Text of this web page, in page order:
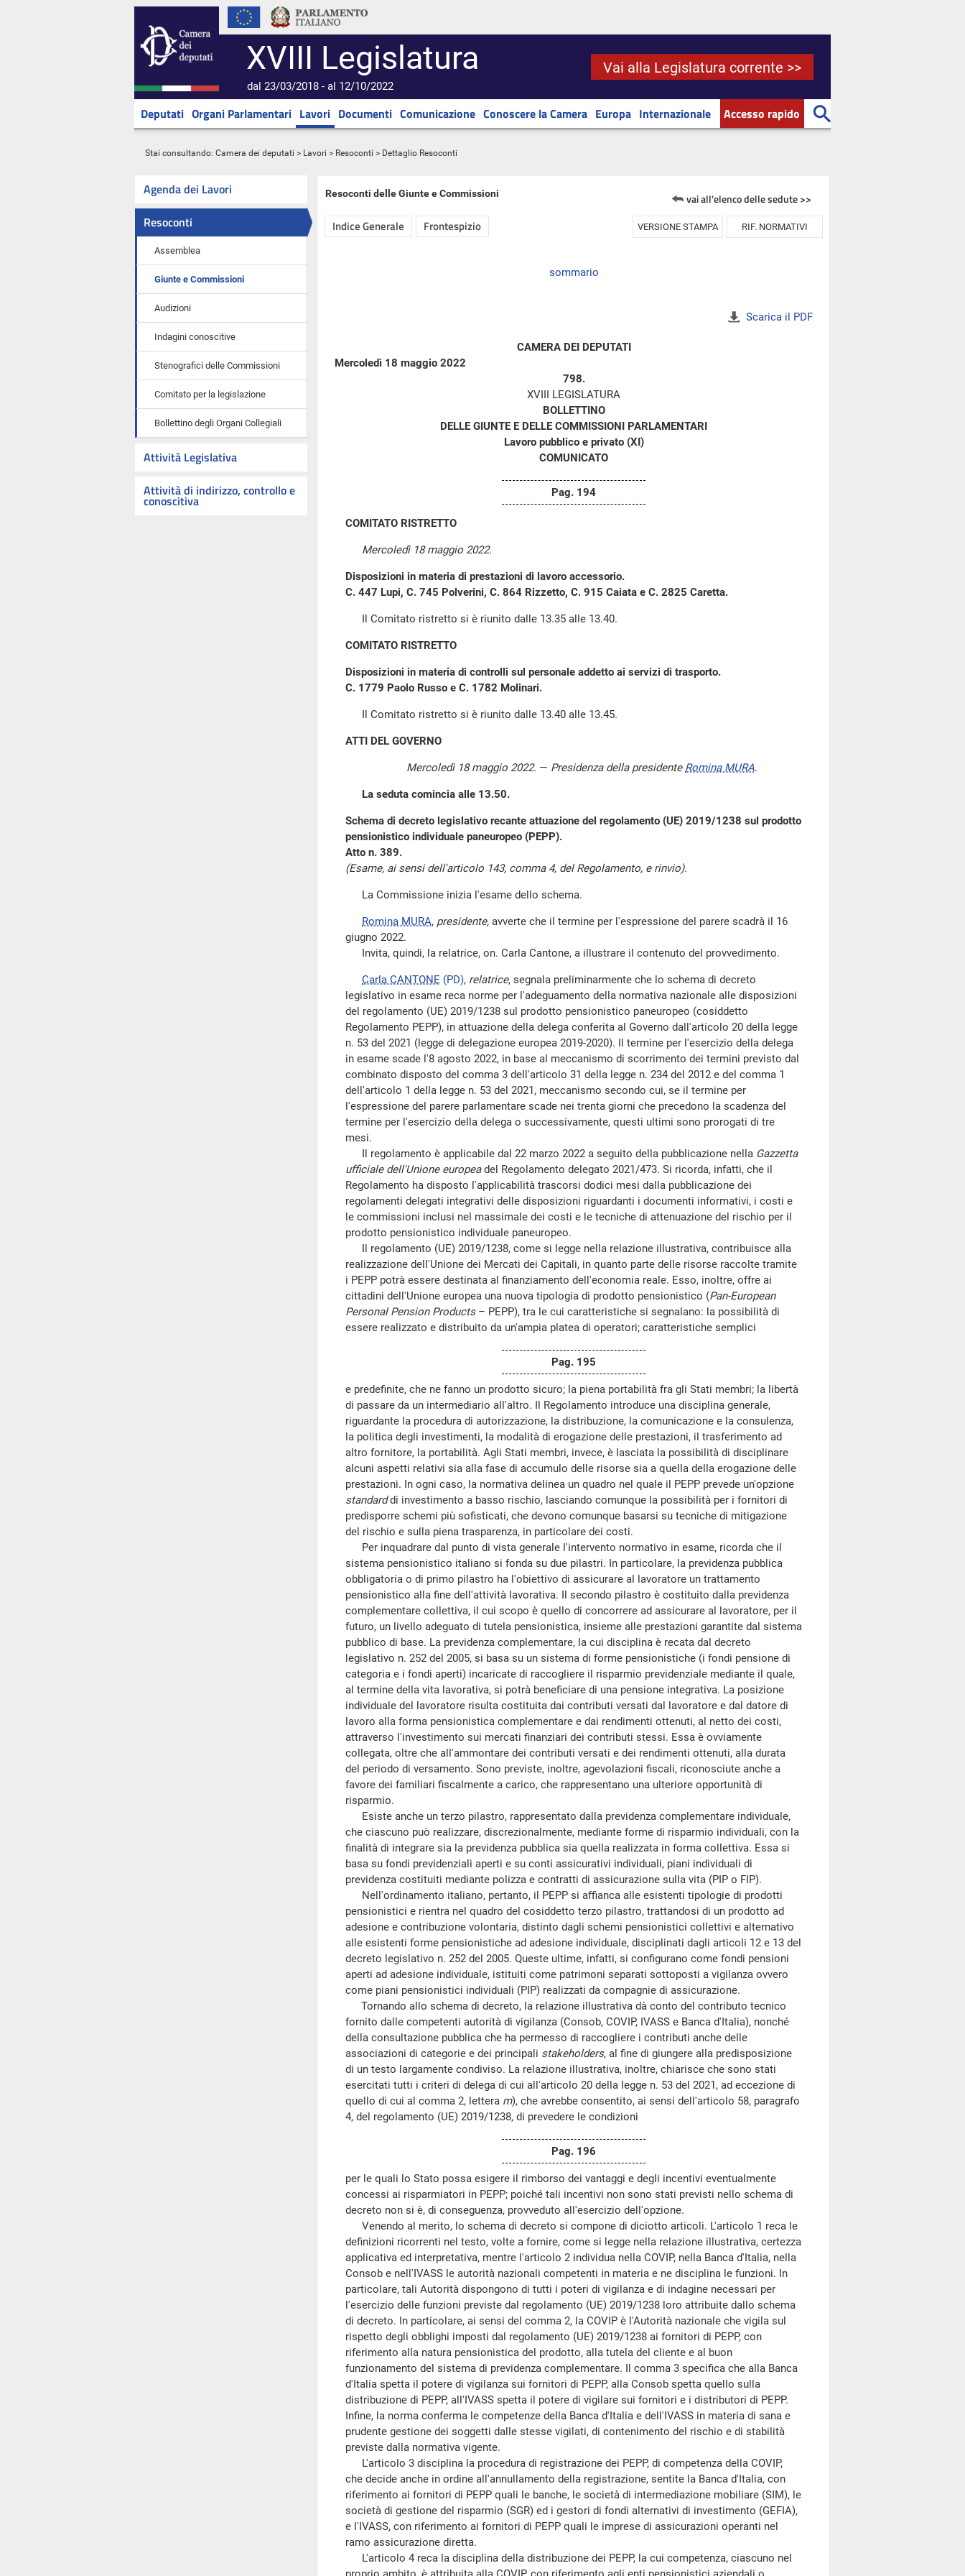
XVIII Legislatura
dal 23/03/2018 - al 12/10/2022
Vai alla Legislatura corrente >>
Deputati Organi Parlamentari Lavori Documenti Comunicazione Conoscere la Camera Europa Internazionale Accesso rapido
Stai consultando: Camera dei deputati > Lavori > Resoconti > Dettaglio Resoconti
Agenda dei Lavori
Resoconti
Assemblea
Giunte e Commissioni
Audizioni
Indagini conoscitive
Stenografici delle Commissioni
Comitato per la legislazione
Bollettino degli Organi Collegiali
Attività Legislativa
Attività di indirizzo, controllo e
conoscitiva
Resoconti delle Giunte e Commissioni vai all'elenco delle sedute >>
Indice Generale Frontespizio VERSIONE STAMPA RIF. NORMATIVI
sommario
Scarica il PDF
CAMERA DEI DEPUTATI
Mercoledì 18 maggio 2022
798.
XVIII LEGISLATURA
BOLLETTINO
DELLE GIUNTE E DELLE COMMISSIONI PARLAMENTARI
Lavoro pubblico e privato (XI)
COMUNICATO
Pag. 194
COMITATO RISTRETTO
Mercoledì 18 maggio 2022.
Disposizioni in materia di prestazioni di lavoro accessorio.
C. 447 Lupi, C. 745 Polverini, C. 864 Rizzetto, C. 915 Caiata e C. 2825 Caretta.
Il Comitato ristretto si è riunito dalle 13.35 alle 13.40.
COMITATO RISTRETTO
Disposizioni in materia di controlli sul personale addetto ai servizi di trasporto.
C. 1779 Paolo Russo e C. 1782 Molinari.
Il Comitato ristretto si è riunito dalle 13.40 alle 13.45.
ATTI DEL GOVERNO
Mercoledì 18 maggio 2022. — Presidenza della presidente Romina MURA.
La seduta comincia alle 13.50.
Schema di decreto legislativo recante attuazione del regolamento (UE) 2019/1238 sul prodotto
pensionistico individuale paneuropeo (PEPP).
Atto n. 389.
(Esame, ai sensi dell'articolo 143, comma 4, del Regolamento, e rinvio).
La Commissione inizia l'esame dello schema.
Romina MURA, presidente, avverte che il termine per l'espressione del parere scadrà il 16
giugno 2022.
Invita, quindi, la relatrice, on. Carla Cantone, a illustrare il contenuto del provvedimento.
Carla CANTONE (PD), relatrice, segnala preliminarmente che lo schema di decreto
legislativo in esame reca norme per l'adeguamento della normativa nazionale alle disposizioni
del regolamento (UE) 2019/1238 sul prodotto pensionistico paneuropeo (cosiddetto
Regolamento PEPP), in attuazione della delega conferita al Governo dall'articolo 20 della legge
n. 53 del 2021 (legge di delegazione europea 2019-2020). Il termine per l'esercizio della delega
in esame scade l'8 agosto 2022, in base al meccanismo di scorrimento dei termini previsto dal
combinato disposto del comma 3 dell'articolo 31 della legge n. 234 del 2012 e del comma 1
dell'articolo 1 della legge n. 53 del 2021, meccanismo secondo cui, se il termine per
l'espressione del parere parlamentare scade nei trenta giorni che precedono la scadenza del
termine per l'esercizio della delega o successivamente, questi ultimi sono prorogati di tre
mesi.
Il regolamento è applicabile dal 22 marzo 2022 a seguito della pubblicazione nella Gazzetta
ufficiale dell'Unione europeadel Regolamento delegato 2021/473. Si ricorda, infatti, che il
Regolamento ha disposto l'applicabilità trascorsi dodici mesi dalla pubblicazione dei
regolamenti delegati integrativi delle disposizioni riguardanti i documenti informativi, i costi e
le commissioni inclusi nel massimale dei costi e le tecniche di attenuazione del rischio per il
prodotto pensionistico individuale paneuropeo.
Il regolamento (UE) 2019/1238, come si legge nella relazione illustrativa, contribuisce alla
realizzazione dell'Unione dei Mercati dei Capitali, in quanto parte delle risorse raccolte tramite
i PEPP potrà essere destinata al finanziamento dell'economia reale. Esso, inoltre, offre ai
cittadini dell'Unione europea una nuova tipologia di prodotto pensionistico (Pan-European
Personal Pension Products– PEPP), tra le cui caratteristiche si segnalano: la possibilità di
essere realizzato e distribuito da un'ampia platea di operatori; caratteristiche semplici
Pag. 195
e predefinite, che ne fanno un prodotto sicuro; la piena portabilità fra gli Stati membri; la libertà
di passare da un intermediario all'altro. Il Regolamento introduce una disciplina generale,
riguardante la procedura di autorizzazione, la distribuzione, la comunicazione e la consulenza,
la politica degli investimenti, la modalità di erogazione delle prestazioni, il trasferimento ad
altro fornitore, la portabilità. Agli Stati membri, invece, è lasciata la possibilità di disciplinare
alcuni aspetti relativi sia alla fase di accumulo delle risorse sia a quella della erogazione delle
prestazioni. In ogni caso, la normativa delinea un quadro nel quale il PEPP prevede un'opzione
standarddi investimento a basso rischio, lasciando comunque la possibilità per i fornitori di
predisporre schemi più sofisticati, che devono comunque basarsi su tecniche di mitigazione
del rischio e sulla piena trasparenza, in particolare dei costi.
Per inquadrare dal punto di vista generale l'intervento normativo in esame, ricorda che il
sistema pensionistico italiano si fonda su due pilastri. In particolare, la previdenza pubblica
obbligatoria o di primo pilastro ha l'obiettivo di assicurare al lavoratore un trattamento
pensionistico alla fine dell'attività lavorativa. Il secondo pilastro è costituito dalla previdenza
complementare collettiva, il cui scopo è quello di concorrere ad assicurare al lavoratore, per il
futuro, un livello adeguato di tutela pensionistica, insieme alle prestazioni garantite dal sistema
pubblico di base. La previdenza complementare, la cui disciplina è recata dal decreto
legislativo n. 252 del 2005, si basa su un sistema di forme pensionistiche (i fondi pensione di
categoria e i fondi aperti) incaricate di raccogliere il risparmio previdenziale mediante il quale,
al termine della vita lavorativa, si potrà beneficiare di una pensione integrativa. La posizione
individuale del lavoratore risulta costituita dai contributi versati dal lavoratore e dal datore di
lavoro alla forma pensionistica complementare e dai rendimenti ottenuti, al netto dei costi,
attraverso l'investimento sui mercati finanziari dei contributi stessi. Essa è ovviamente
collegata, oltre che all'ammontare dei contributi versati e dei rendimenti ottenuti, alla durata
del periodo di versamento. Sono previste, inoltre, agevolazioni fiscali, riconosciute anche a
favore dei familiari fiscalmente a carico, che rappresentano una ulteriore opportunità di
risparmio.
Esiste anche un terzo pilastro, rappresentato dalla previdenza complementare individuale,
che ciascuno può realizzare, discrezionalmente, mediante forme di risparmio individuali, con la
finalità di integrare sia la previdenza pubblica sia quella realizzata in forma collettiva. Essa si
basa su fondi previdenziali aperti e su conti assicurativi individuali, piani individuali di
previdenza costituiti mediante polizza e contratti di assicurazione sulla vita (PIP o FIP).
Nell'ordinamento italiano, pertanto, il PEPP si affianca alle esistenti tipologie di prodotti
pensionistici e rientra nel quadro del cosiddetto terzo pilastro, trattandosi di un prodotto ad
adesione e contribuzione volontaria, distinto dagli schemi pensionistici collettivi e alternativo
alle esistenti forme pensionistiche ad adesione individuale, disciplinati dagli articoli 12 e 13 del
decreto legislativo n. 252 del 2005. Queste ultime, infatti, si configurano come fondi pensioni
aperti ad adesione individuale, istituiti come patrimoni separati sottoposti a vigilanza ovvero
come piani pensionistici individuali (PIP) realizzati da compagnie di assicurazione.
Tornando allo schema di decreto, la relazione illustrativa dà conto del contributo tecnico
fornito dalle competenti autorità di vigilanza (Consob, COVIP, IVASS e Banca d'Italia), nonché
della consultazione pubblica che ha permesso di raccogliere i contributi anche delle
associazioni di categorie e dei principali stakeholders, al fine di giungere alla predisposizione
di un testo largamente condiviso. La relazione illustrativa, inoltre, chiarisce che sono stati
esercitati tutti i criteri di delega di cui all'articolo 20 della legge n. 53 del 2021, ad eccezione di
quello di cui al comma 2, lettera m), che avrebbe consentito, ai sensi dell'articolo 58, paragrafo
4, del regolamento (UE) 2019/1238, di prevedere le condizioni
Pag. 196
per le quali lo Stato possa esigere il rimborso dei vantaggi e degli incentivi eventualmente
concessi ai risparmiatori in PEPP; poiché tali incentivi non sono stati previsti nello schema di
decreto non si è, di conseguenza, provveduto all'esercizio dell'opzione.
Venendo al merito, lo schema di decreto si compone di diciotto articoli. L'articolo 1 reca le
definizioni ricorrenti nel testo, volte a fornire, come si legge nella relazione illustrativa, certezza
applicativa ed interpretativa, mentre l'articolo 2 individua nella COVIP, nella Banca d'Italia, nella
Consob e nell'IVASS le autorità nazionali competenti in materia e ne disciplina le funzioni. In
particolare, tali Autorità dispongono di tutti i poteri di vigilanza e di indagine necessari per
l'esercizio delle funzioni previste dal regolamento (UE) 2019/1238 loro attribuite dallo schema
di decreto. In particolare, ai sensi del comma 2, la COVIP è l'Autorità nazionale che vigila sul
rispetto degli obblighi imposti dal regolamento (UE) 2019/1238 ai fornitori di PEPP, con
riferimento alla natura pensionistica del prodotto, alla tutela del cliente e al buon
funzionamento del sistema di previdenza complementare. Il comma 3 specifica che alla Banca
d'Italia spetta il potere di vigilanza sui fornitori di PEPP, alla Consob spetta quello sulla
distribuzione di PEPP, all'IVASS spetta il potere di vigilare sui fornitori e i distributori di PEPP.
Infine, la norma conferma le competenze della Banca d'Italia e dell'IVASS in materia di sana e
prudente gestione dei soggetti dalle stesse vigilati, di contenimento del rischio e di stabilità
previste dalla normativa vigente.
L'articolo 3 disciplina la procedura di registrazione dei PEPP, di competenza della COVIP,
che decide anche in ordine all'annullamento della registrazione, sentite la Banca d'Italia, con
riferimento ai fornitori di PEPP quali le banche, le società di intermediazione mobiliare (SIM), le
società di gestione del risparmio (SGR) ed i gestori di fondi alternativi di investimento (GEFIA),
e l'IVASS, con riferimento ai fornitori di PEPP quali le imprese di assicurazioni operanti nel
ramo assicurazione diretta.
L'articolo 4 reca la disciplina della distribuzione dei PEPP, la cui competenza, ciascuno nel